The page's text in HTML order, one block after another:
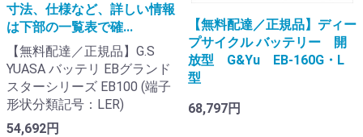
寸法、仕様など、詳しい情報
は下部の一覧表で確...
【無料配達／正規品】G.S
YUASA バッテリ EBグランド
スターシリーズ EB100 (端子
形状分類記号：LER)
54,692円
【無料配達／正規品】ディー
プサイクル バッテリー 開
放型 G&Yu EB-160G・L
型
68,797円